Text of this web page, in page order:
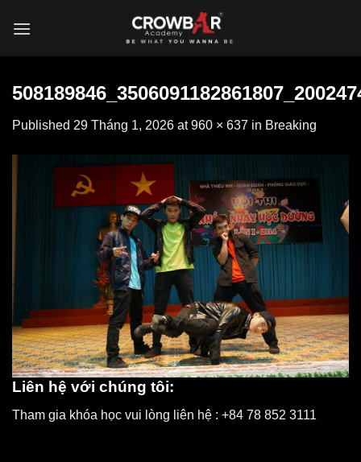
Published 29 Tháng 1, 2026 at960 × 637 in Breaking
Liên hệ với chúng tôi:
Tham gia khóa học vui lòng liên hệ : +84 78 852 3111